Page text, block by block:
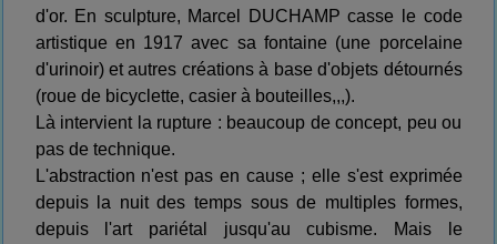
d'or. En sculpture, Marcel DUCHAMP casse le code
artistique en 1917 avec sa fontaine (une porcelaine
d'urinoir) et autres créations à base d'objets détournés
(roue de bicyclette, casier à bouteilles,,,).
Là intervient la rupture : beaucoup de concept, peu ou
pas de technique.
L'abstraction n'est pas en cause ; elle s'est exprimée
depuis la nuit des temps sous de multiples formes,
depuis l'art pariétal jusqu'au cubisme. Mais le